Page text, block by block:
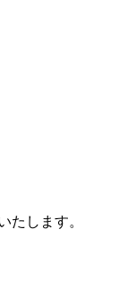
たします。